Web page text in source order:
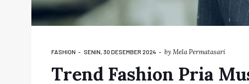
FASHION SENIN, 30 DESEMBER 2024 by Mela Permatasari
Trend Fashion Pria